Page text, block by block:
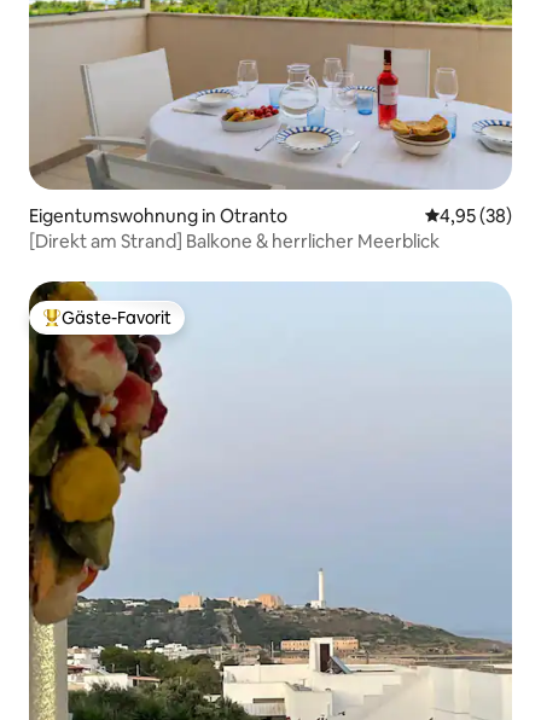
Eigentumswohnung in Otranto
4,95 (38)
[Direkt am Strand] Balkone & herrlicher Meerblick
Beliebter Gäste-Favorit.
Gäste-Favorit